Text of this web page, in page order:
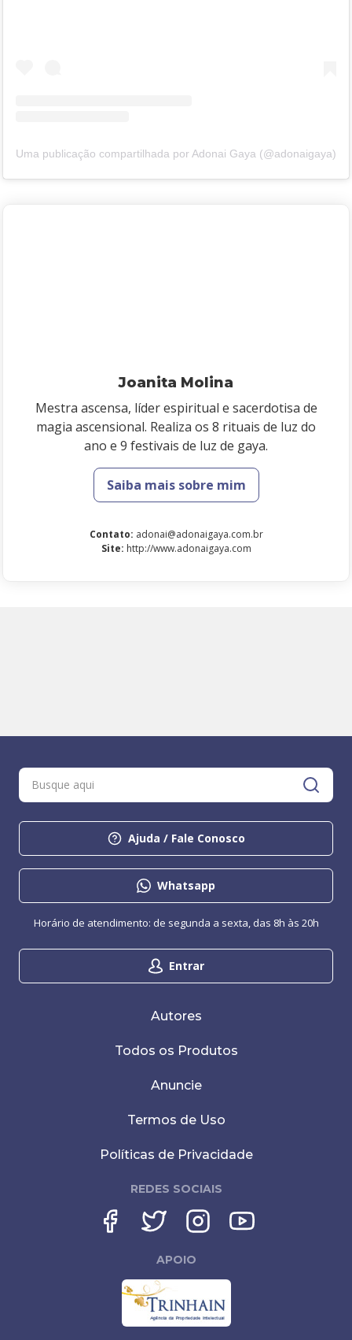
Uma publicação compartilhada por Adonai Gaya (@adonaigaya)
Joanita Molina
Mestra ascensa, líder espiritual e sacerdotisa de
magia ascensional. Realiza os 8 rituais de luz do
ano e 9 festivais de luz de gaya.
Saiba mais sobre mim
Contato: adonai@adonaigaya.com.br
Site: http://www.adonaigaya.com
Ajuda / Fale Conosco
Whatsapp
Entrar
Horário de atendimento: de segunda a sexta, das 8h às 20h
Autores
Todos os Produtos
Anuncie
Termos de Uso
Políticas de Privacidade
REDES SOCIAIS
APOIO